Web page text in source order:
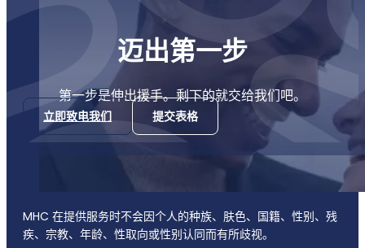
迈出第一步
第一步是伸出援手。剩下的就交给我们吧。
立即致电我们 提交表格
MHC 在提供服务时不会因个人的种族、肤色、国籍、性别、残
疾、宗教、年龄、性取向或性别认同而有所歧视。